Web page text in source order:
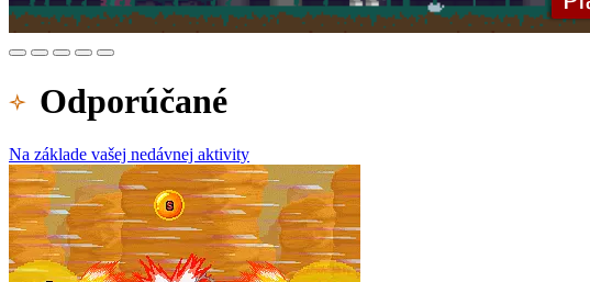
Odporúčané
Na základe vašej nedávnej aktivity